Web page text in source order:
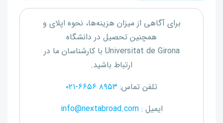
برای آگاهی از میزان هزینه‌ها، نحوه اپلای و
همچنین تحصیل در دانشگاه
Universitat de Girona با کارشناسان ما در
ارتباط باشید.
تلفن تماس: ۰۲۱-۶۶۵۶ ۸۹۵۳
ایمیل :info@nextabroad.com